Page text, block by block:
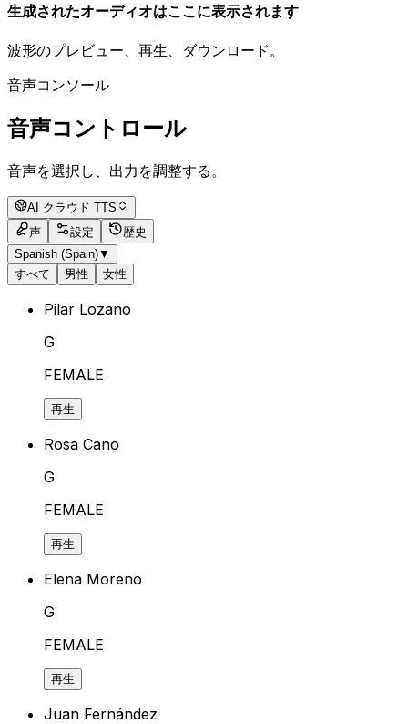
生成されたオーディオはここに表示されます
波形のプレビュー、再生、ダウンロード。
音声コンソール
音声コントロール
音声を選択し、出力を調整する。
AI クラウド TTS
声
設定
歴史
Spanish (Spain)▼
すべて
男性 女性
Pilar Lozano
G
FEMALE
再生
Rosa Cano
G
FEMALE
再生
Elena Moreno
G
FEMALE
再生
Juan Fernández